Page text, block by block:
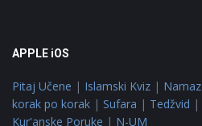
APPLE iOS
Pitaj Učene | Islamski Kviz | Namaz
korak po korak | Sufara | Tedžvid |
Kur'anske Poruke | N-UM